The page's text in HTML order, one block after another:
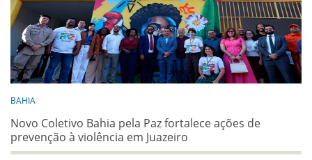
BAHIA
Novo Coletivo Bahia pela Paz fortalece ações de
prevenção à violência em Juazeiro